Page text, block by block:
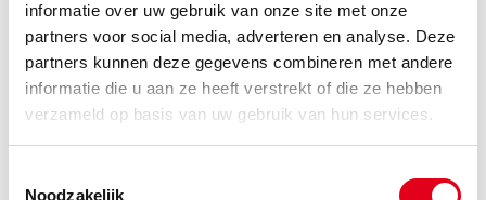
informatie over uw gebruik van onze site met onze
partners voor social media, adverteren en analyse. Deze
partners kunnen deze gegevens combineren met andere
informatie die u aan ze heeft verstrekt of die ze hebben
verzameld op basis van uw gebruik van hun services.
Noodzakelijk
Gerelateerde categorieën voor Klembus
INCH 1615